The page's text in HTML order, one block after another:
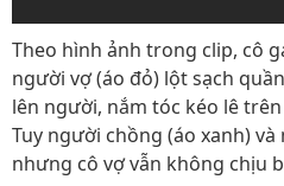
Theo hình ảnh trong clip, cô
người vợ (áo đỏ) lột sạch
lên người, nắm tóc kéo lê
Tuy người chồng (áo xanh)
nhưng cô vợ vẫn không chịu